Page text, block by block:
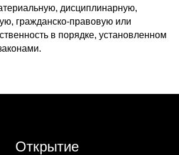
дисциплинарную,
гражданско-правовую или
в порядке, установленном
Открытие